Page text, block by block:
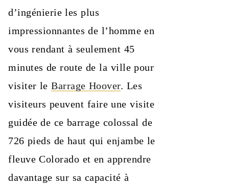
d’ingénierie les plus
impressionnantes de l’homme en
vous rendant à seulement 45
minutes de route de la ville pour
visiter leBarrage Hoover. Les
visiteurs peuvent faire une visite
guidée de ce barrage colossal de
726 pieds de haut qui enjambe le
fleuve Colorado et en apprendre
davantage sur sa capacité à